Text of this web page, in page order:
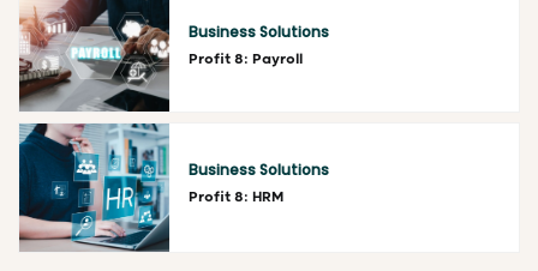
Lees meer
Business Solutions
Profit 8: Payroll
Business Solutions
Profit 8: HRM